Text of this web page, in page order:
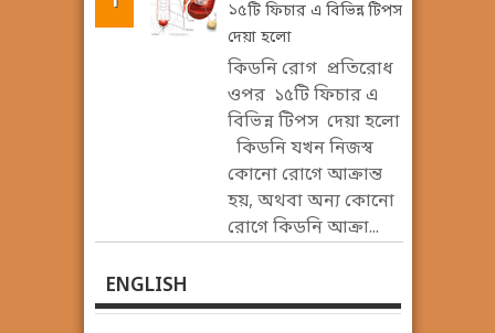
১৫টি ফিচার এ বিভিন্ন টিপস
দেয়া হলো
কিডনি রোগ প্রতিরোধ
ওপর ১৫টি ফিচার এ
বিভিন্ন টিপস দেয়া হলো
কিডনি যখন নিজস্ব
কোনো রোগে আক্রান্ত
হয়, অথবা অন্য কোনো
রোগে কিডনি আক্রা...
ENGLISH